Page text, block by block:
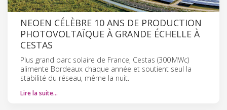
NEOEN CÉLÈBRE 10 ANS DE PRODUCTION
PHOTOVOLTAÏQUE À GRANDE ÉCHELLE À
CESTAS
Plus grand parc solaire de France, Cestas (300 MWc)
alimente Bordeaux chaque année et soutient seul la
stabilité du réseau, même la nuit.
Lire la suite…